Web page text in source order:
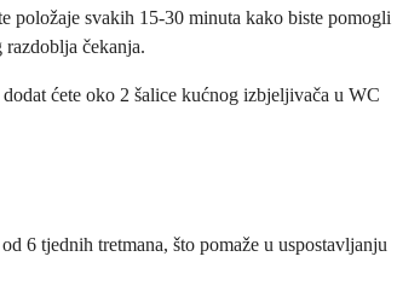
položaje svakih 15-30 minuta kako biste pomogli
čekanja.
ćete oko 2 šalice kućnog izbjeljivača u WC
6 tjednih tretmana, što pomaže u uspostavljanju